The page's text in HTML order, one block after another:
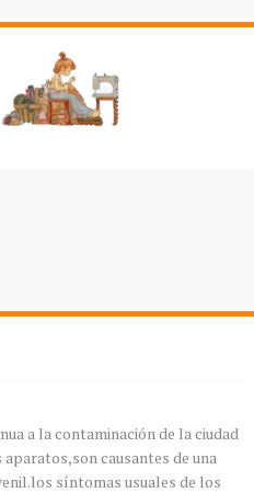
a la contaminación de la ciudad
causantes de una
síntomas usuales de los